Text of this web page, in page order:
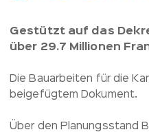
Gestützt auf das
über 29.7 Millionen
Die Bauarbeiten für die
beigefügtem Dokument.
Über den Planungsstand